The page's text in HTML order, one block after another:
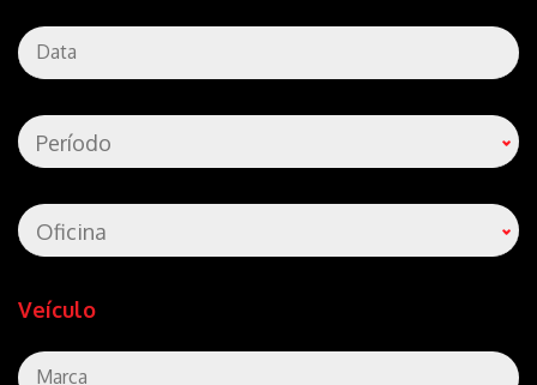
Período
Oficina
Veículo